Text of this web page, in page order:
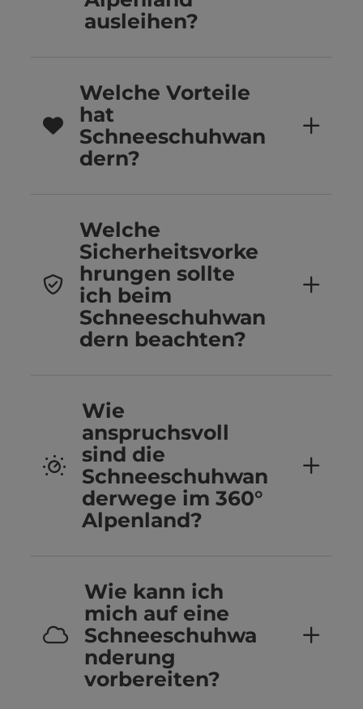
ausleihen?
Welche Vorteile
hat
Schneeschuhwan
dern?
Welche
Sicherheitsvorke
hrungen sollte
ich beim
Schneeschuhwan
dern beachten?
Wie
anspruchsvoll
sind die
Schneeschuhwan
derwege im 360°
Alpenland?
Wie kann ich
mich auf eine
Schneeschuhwa
nderung
vorbereiten?